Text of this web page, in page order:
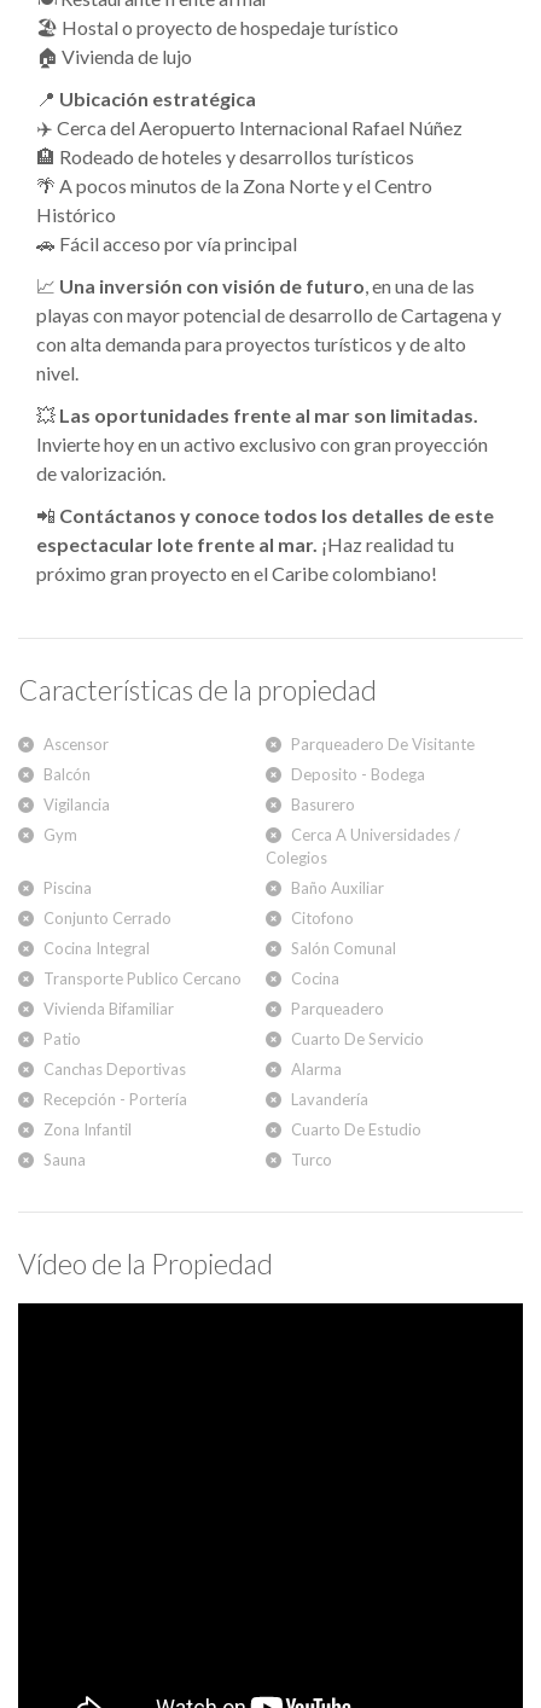
🏖️ Hostal o proyecto de hospedaje turístico
🏠 Vivienda de lujo
📍 Ubicación estratégica
✈️ Cerca del Aeropuerto Internacional Rafael Núñez
🏨 Rodeado de hoteles y desarrollos turísticos
🌴 A pocos minutos de la Zona Norte y el Centro
Histórico
🚗 Fácil acceso por vía principal
📈 Una inversión con visión de futuro, en una de las
playas con mayor potencial de desarrollo de Cartagena y
con alta demanda para proyectos turísticos y de alto
nivel.
💥 Las oportunidades frente al mar son limitadas.
Invierte hoy en un activo exclusivo con gran proyección
de valorización.
📲 Contáctanos y conoce todos los detalles de este
espectacular lote frente al mar. ¡Haz realidad tu
próximo gran proyecto en el Caribe colombiano!
Características de la propiedad
Ascensor
Parqueadero De Visitante
Balcón
Deposito - Bodega
Vigilancia
Basurero
Gym
Cerca A Universidades /
Colegios
Piscina
Baño Auxiliar
Conjunto Cerrado
Citofono
Cocina Integral
Salón Comunal
Transporte Publico Cercano
Cocina
Vivienda Bifamiliar
Parqueadero
Patio
Cuarto De Servicio
Canchas Deportivas
Alarma
Recepción - Portería
Lavandería
Zona Infantil
Cuarto De Estudio
Sauna
Turco
Vídeo de la Propiedad